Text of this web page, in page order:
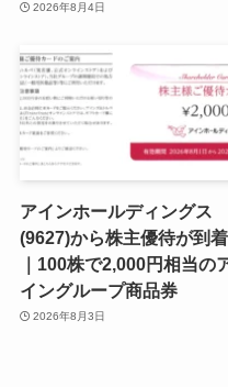
2026年8月4日
アインホールディングス
(9627)から株主優待が到着
｜100株で2,000円相当の
イングループ商品券
2026年8月3日